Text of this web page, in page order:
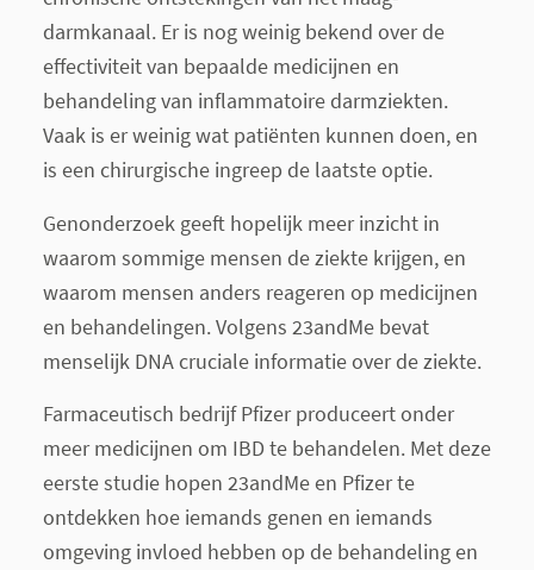
darmkanaal. Er is nog weinig bekend over de
effectiviteit van bepaalde medicijnen en
behandeling van inflammatoire darmziekten.
Vaak is er weinig wat patiënten kunnen doen, en
is een chirurgische ingreep de laatste optie.
Genonderzoek geeft hopelijk meer inzicht in
waarom sommige mensen de ziekte krijgen, en
waarom mensen anders reageren op medicijnen
en behandelingen. Volgens 23andMe bevat
menselijk DNA cruciale informatie over de ziekte.
Farmaceutisch bedrijf Pfizer produceert onder
meer medicijnen om IBD te behandelen. Met deze
eerste studie hopen 23andMe en Pfizer te
ontdekken hoe iemands genen en iemands
omgeving invloed hebben op de behandeling en